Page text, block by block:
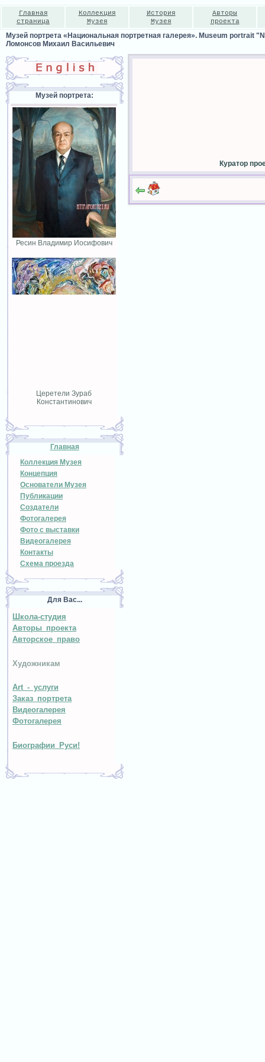
Главная
страница
Коллекция
Музея
История
Музея
Авторы
проекта
Музей портрета «Национальная портретная галерея». Museum portrait
Ломонсов Михаил Васильевич
Музей портрета:
Ресин Владимир Иосифович
Церетели Зураб
Константинович
Главная
Коллекция Музея
Концепция
Основатели Музея
Публикации
Создатели
Фотогалерея
Фото с выставки
Видеогалерея
Контакты
Схема проезда
Для Вас...
Школа-студия
Авторы проекта
Авторское право
Художникам
Art - услуги
Заказ портрета
Видеогалерея
Фотогалерея
Биографии Руси!
Куратор